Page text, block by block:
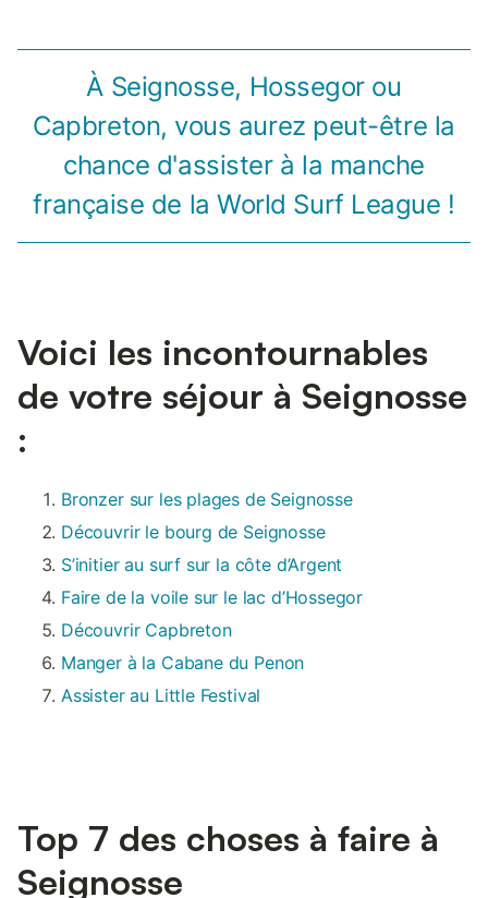
À Seignosse, Hossegor ou
Capbreton, vous aurez peut-être la
chance d'assister à la manche
française de la World Surf League !
Voici les incontournables
de votre séjour à Seignosse
:
Bronzer sur les plages de Seignosse
Découvrir le bourg de Seignosse
S’initier au surf sur la côte d’Argent
Faire de la voile sur le lac d’Hossegor
Découvrir Capbreton
Manger à la Cabane du Penon
Assister au Little Festival
Top 7 des choses à faire à
Seignosse